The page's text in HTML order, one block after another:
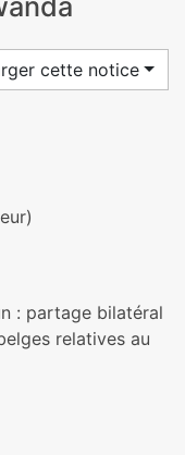
cette notice
: par­tage bila­té­ral
rela­ti­ves au